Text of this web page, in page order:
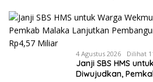
Tujuan
4 Agustus 2026 Dilihat
Janji SBS HMS
Diwujudkan,